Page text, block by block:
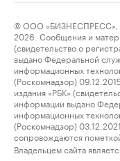
© ООО «БИЗНЕСПРЕСС»,
2026. Сообщения и
(свидетельство о
выдано Федеральной
информационных
(Роскомнадзор)
издания «РБК»
информации выдано
информационных
(Роскомнадзор)
сопровождаются
Владельцем сайта